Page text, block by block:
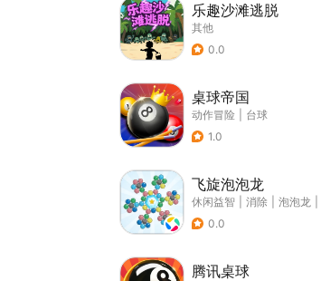
乐趣沙滩逃脱
其他
0.0
桌球帝国
动作冒险
台球
1.0
飞旋泡泡龙
休闲益智 消除 泡泡龙
0.0
腾讯桌球